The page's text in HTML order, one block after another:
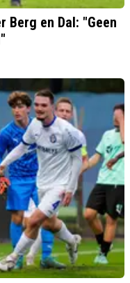
Berg en Dal: "Geen